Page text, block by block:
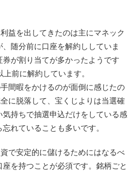
益を出してきたのは主にマネック
随分前に口座を解約ししていま
が割り当てが多かったようです
前に解約しています。
間暇をかけるのが面倒に感じたの
に脱落して、宝くじよりは当選確
持ちで抽選申込だけをしている感
れていることも多いです。
で安定的に儲けるためにはなるべ
座を持つことが必須です。銘柄ごと